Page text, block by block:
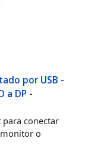
por USB -
a DP -
para conectar
o